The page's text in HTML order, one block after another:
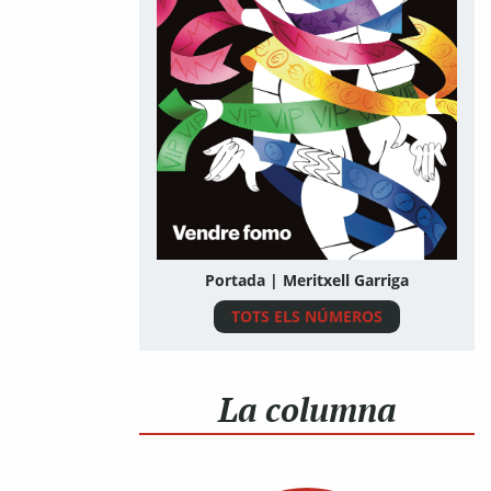
Portada | Meritxell Garriga
TOTS ELS NÚMEROS
La columna